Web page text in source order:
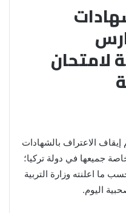
لامتحان
إيقاف الاعتراف بالشهادات
جميعها في دولة تركيا؛
ما اعلنته وزارة التربية
اليوم.